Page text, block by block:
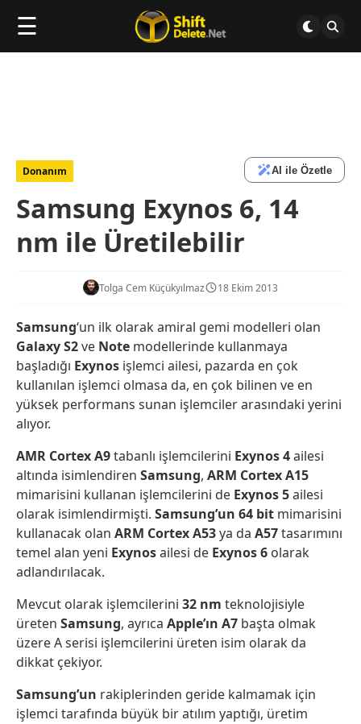
☰
Donanım AI ile Özetle
Samsung Exynos 6, 14
nm ile Üretilebilir
Tolga Cem Küçükyılmaz 18 Ekim 2013
Samsung‘un ilk olarak amiral gemi modelleri olan
Galaxy S2ve Note modellerinde kullanmaya
başladığı Exynos işlemci ailesi, pazarda en çok
kullanılan işlemci olmasa da, en çok bilinen ve en
yüksek performans sunan işlemciler arasındaki yerini
alıyor.
AMR Cortex A9tabanlı işlemcilerini Exynos 4ailesi
altında isimlendiren Samsung, ARM Cortex A15
mimarisini kullanan işlemcilerini de Exynos 5ailesi
olarak isimlendirmişti. Samsung’un 64 bit mimarisini
kullanacak olan ARM Cortex A53ya da A57tasarımını
temel alan yeni Exynosailesi de Exynos 6 olarak
adlandırılacak.
Mevcut olarak işlemcilerini 32 nm teknolojisiyle
üreten Samsung, ayrıca Apple’ın A7 başta olmak
üzere A serisi işlemcilerini üreten isim olarak da
dikkat çekiyor.
Samsung’un rakiplerinden geride kalmamak için
işlemci tarafında büyük bir atılım yaptığı, üretim